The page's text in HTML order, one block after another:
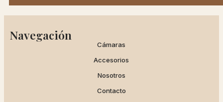
Navegación
Cámaras
Accesorios
Nosotros
Contacto